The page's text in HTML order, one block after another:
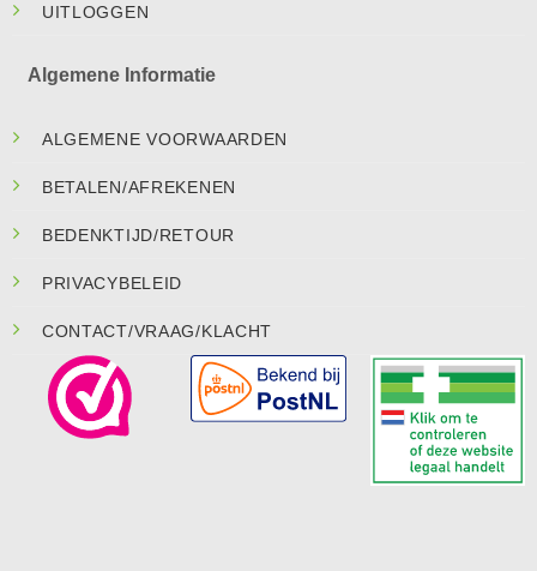
UITLOGGEN
Algemene Informatie
ALGEMENE VOORWAARDEN
BETALEN/AFREKENEN
BEDENKTIJD/RETOUR
PRIVACYBELEID
CONTACT/VRAAG/KLACHT